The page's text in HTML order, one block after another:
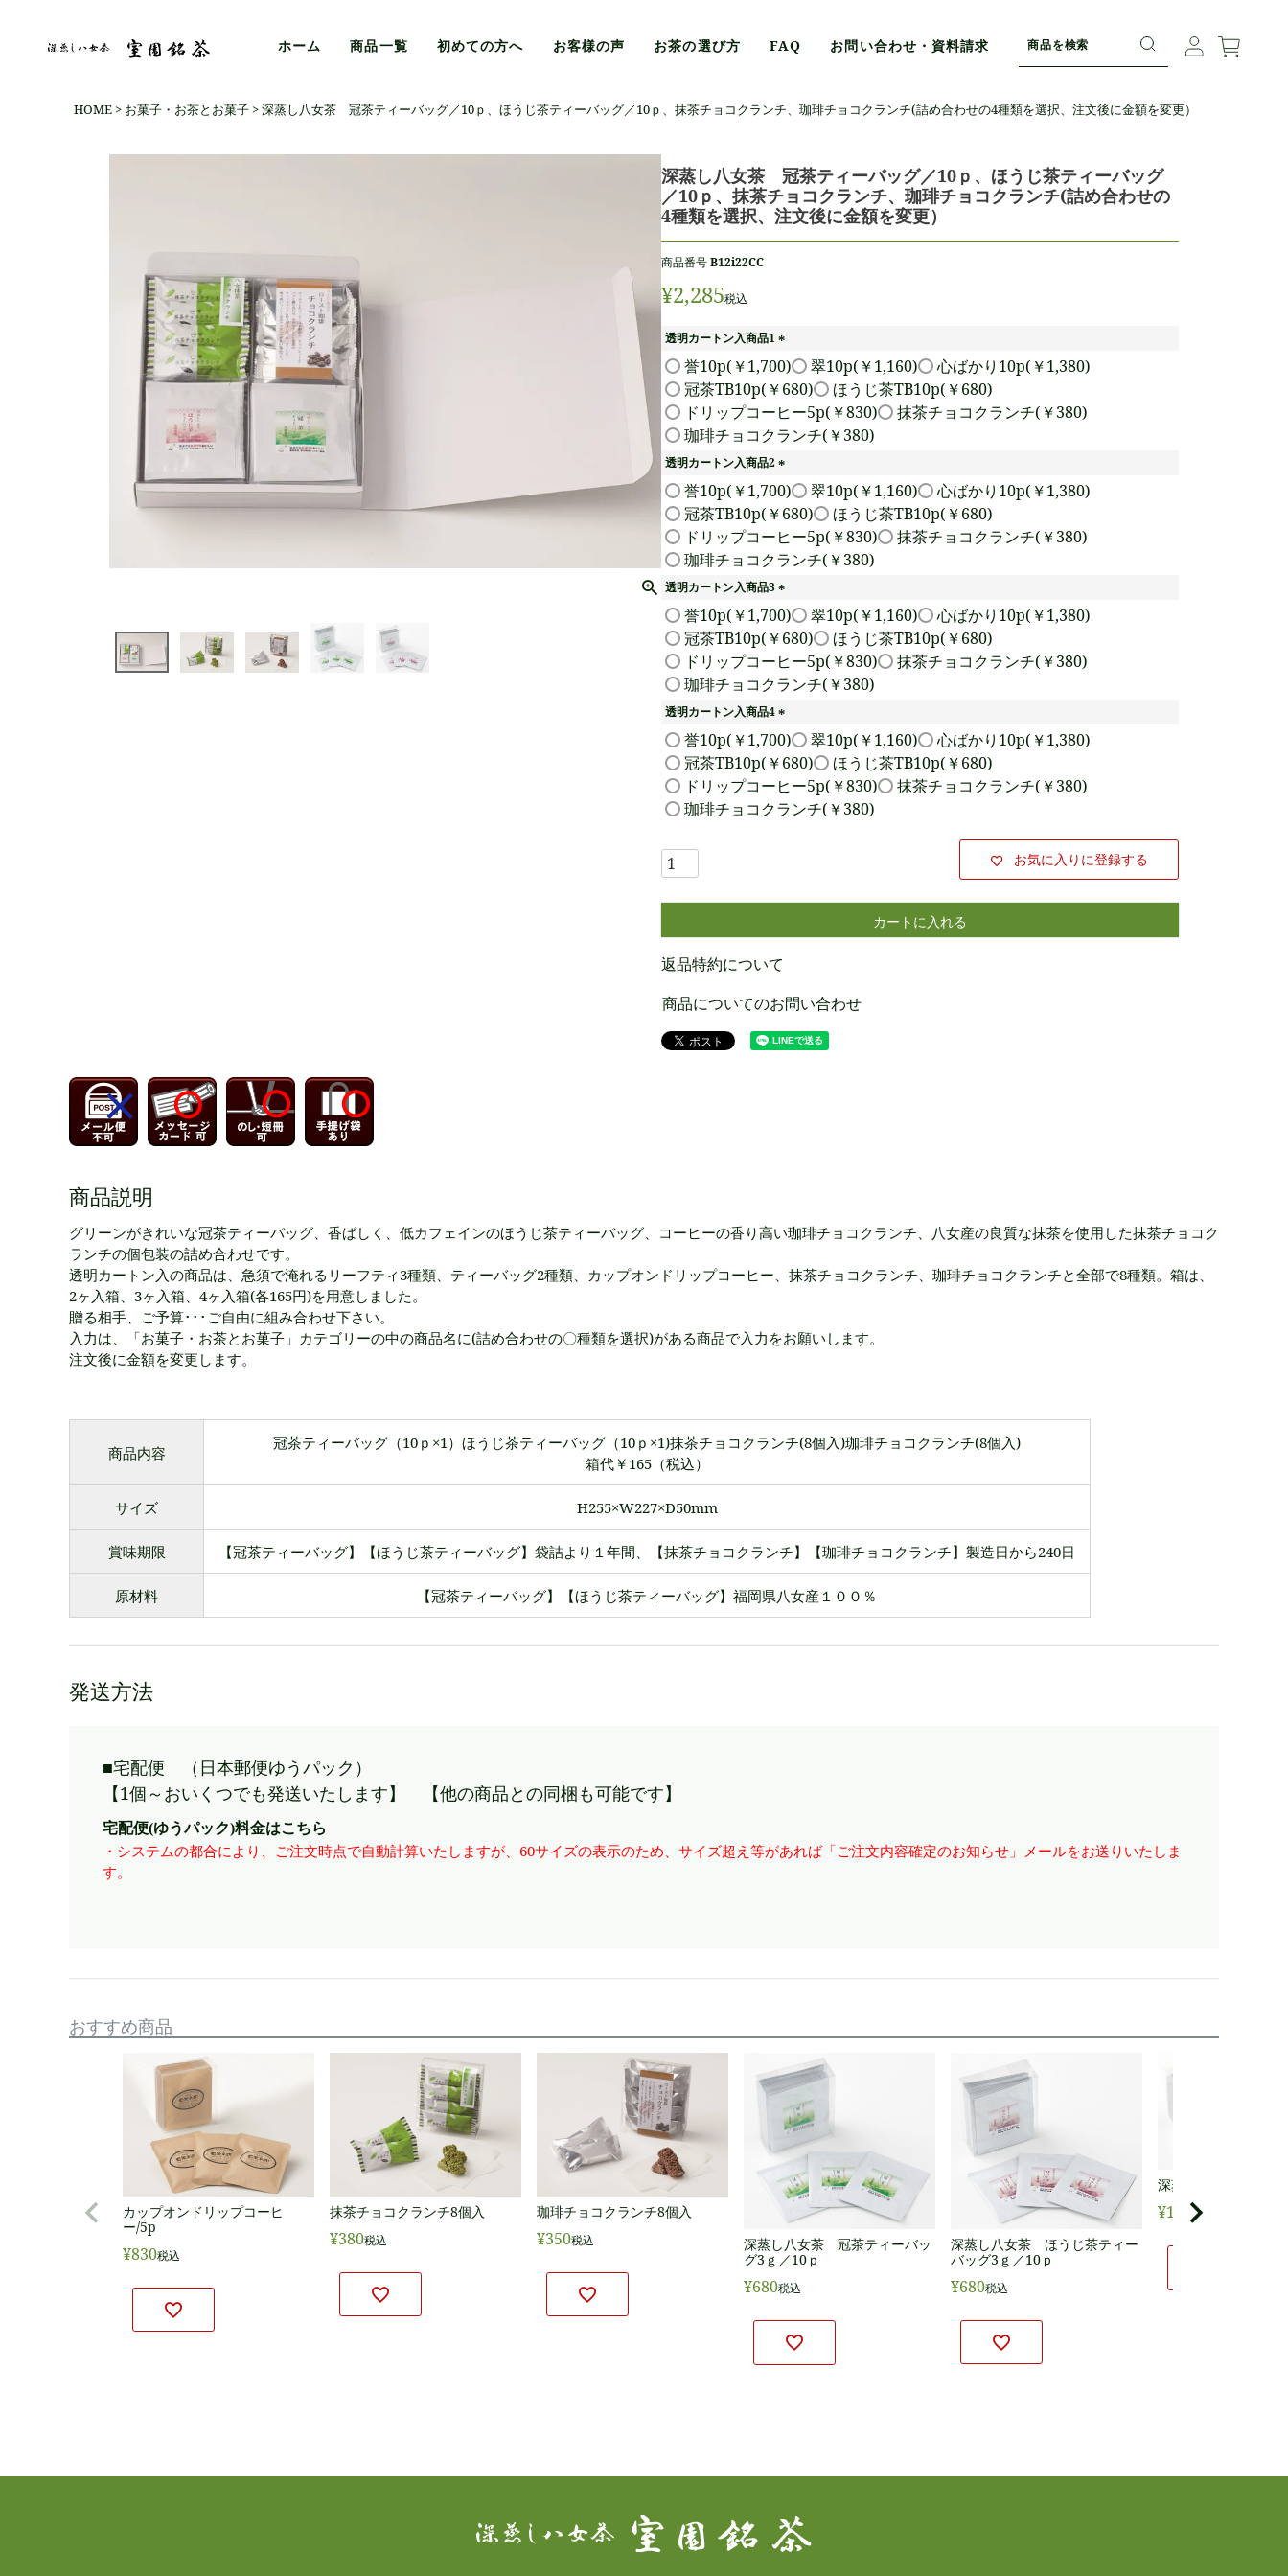
ホーム 商品一覧 初めての方へ お客様の声 お茶の選び方 FAQ お問い合わせ・資料請求
HOME お菓子・お茶とお菓子 深蒸し八女茶 冠茶ティーバッグ／10ｐ、ほうじ茶ティーバッグ／10ｐ、抹茶チョコクランチ、珈琲チョコクランチ(詰め合わせの4種類を選択、注文後に金額を変更）
深蒸し八女茶 冠茶ティーバッグ／10ｐ、ほうじ茶ティーバッグ
／10ｐ、抹茶チョコクランチ、珈琲チョコクランチ(詰め合わせの
4種類を選択、注文後に金額を変更）
商品番号B12i22CC
¥2,285税込
透明カートン入商品1
(
必
須
)
誉10p(￥1,700) 翠10p(￥1,160)
心ばかり10p(￥1,380)
冠茶TB10p(￥680)
ほうじ茶TB10p(￥680)
ドリップコーヒー5p(￥830)
抹茶チョコクランチ(￥380)
珈琲チョコクランチ(￥380)
透明カートン入商品2
(
必
須
)
誉10p(￥1,700) 翠10p(￥1,160)
心ばかり10p(￥1,380)
冠茶TB10p(￥680)
ほうじ茶TB10p(￥680)
ドリップコーヒー5p(￥830)
抹茶チョコクランチ(￥380)
珈琲チョコクランチ(￥380)
透明カートン入商品3
(
必
須
)
誉10p(￥1,700) 翠10p(￥1,160)
心ばかり10p(￥1,380)
冠茶TB10p(￥680)
ほうじ茶TB10p(￥680)
ドリップコーヒー5p(￥830)
抹茶チョコクランチ(￥380)
珈琲チョコクランチ(￥380)
透明カートン入商品4
(
必
須
)
誉10p(￥1,700) 翠10p(￥1,160)
心ばかり10p(￥1,380)
冠茶TB10p(￥680)
ほうじ茶TB10p(￥680)
ドリップコーヒー5p(￥830)
抹茶チョコクランチ(￥380)
珈琲チョコクランチ(￥380)
お気に入りに登録する
カートに入れる
返品特約について
商品についてのお問い合わせ
商品説明
グリーンがきれいな冠茶ティーバッグ、香ばしく、低カフェインのほうじ茶ティーバッグ、コーヒーの香り高い珈琲チョコクランチ、八女産の良質な抹茶を使用した抹茶チョコク
ランチの個包装の詰め合わせです。
透明カートン入の商品は、急須で淹れるリーフティ3種類、ティーバッグ2種類、カップオンドリップコーヒー、抹茶チョコクランチ、珈琲チョコクランチと全部で8種類。箱は、
2ヶ入箱、3ヶ入箱、4ヶ入箱(各165円)を用意しました。
贈る相手、ご予算･･･ご自由に組み合わせ下さい。
入力は、「お菓子・お茶とお菓子」カテゴリーの中の商品名に(詰め合わせの〇種類を選択)がある商品で入力をお願いします。
注文後に金額を変更します。
商品内容
冠茶ティーバッグ（10ｐ×1）ほうじ茶ティーバッグ（10ｐ×1)抹茶チョコクランチ(8個入)珈琲チョコクランチ(8個入)
箱代￥165（税込）
サイズ H255×W227×D50mm
賞味期限 【冠茶ティーバッグ】【ほうじ茶ティーバッグ】袋詰より１年間、【抹茶チョコクランチ】【珈琲チョコクランチ】製造日から240日
原材料 【冠茶ティーバッグ】【ほうじ茶ティーバッグ】福岡県八女産１００％
発送方法
■宅配便 （日本郵便ゆうパック）
【1個～おいくつでも発送いたします】 【他の商品との同梱も可能です】
宅配便(ゆうパック)料金はこちら
・システムの都合により、ご注文時点で自動計算いたしますが、60サイズの表示のため、サイズ超え等があれば「ご注文内容確定のお知らせ」メールをお送りいたしま
す。
おすすめ商品
カップオンドリップコーヒ
ー/5p
¥830税込
抹茶チョコクランチ8個入
¥380税込
珈琲チョコクランチ8個入
¥350税込
深蒸し八女茶 冠茶ティーバッ
グ3ｇ／10ｐ
¥680税込
深蒸し八女茶 ほうじ茶ティー
バッグ3ｇ／10ｐ
¥680税込
深蒸し八女茶 翠5g
¥1,160